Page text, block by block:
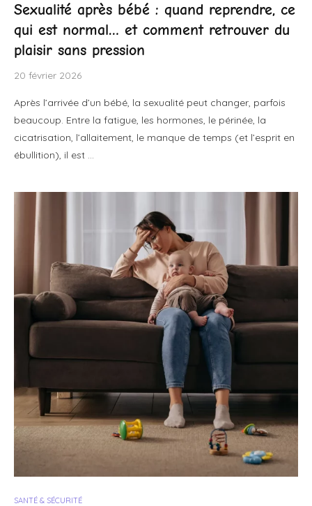
Sexualité après bébé : quand reprendre, ce
qui est normal… et comment retrouver du
plaisir sans pression
20 février 2026
Après l’arrivée d’un bébé, la sexualité peut changer, parfois
beaucoup. Entre la fatigue, les hormones, le périnée, la
cicatrisation, l’allaitement, le manque de temps (et l’esprit en
ébullition), il est …
SANTÉ & SÉCURITÉ